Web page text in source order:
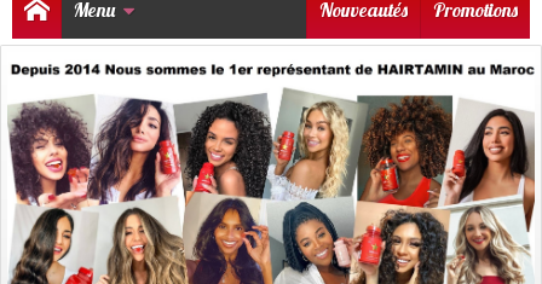
Menu Promotions
Nouveautés